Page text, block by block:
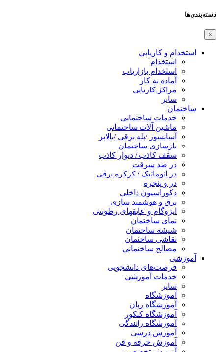
دسته‌بندی‌ها
×
استخدام و کاریابی
استخدام
استخدام بازاریاب
آماده به کار
مراکز کاریابی
سایر
ساختمان
خدمات ساختمانی
ماشین آلات ساختمانی
آسانسور /پله برقی /بالابر
بازسازی ساختمان
سقف کاذب / دیوار کاذب
در ضد سرقت
در اتوماتیک / کرکره برقی
در و پنجره
دکوراسیون داخلی
برق و هوشمند سازی
ایزوگام و عایقهای رطوبتی
نمای ساختمان
شیشه ساختمان
نقاشی ساختمان
مصالح ساختمانی
آموزشی
فرصت‌های دانشجویی
خدمات آموزشی
سایر
آموزشگاه
آموزشگاه زبان
آموزشگاه کنکور
آموزشگاه رانندگی
آموزش درسی
آموزش حرفه و فن